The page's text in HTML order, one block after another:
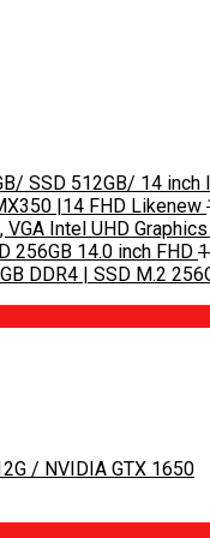
SSD 512GB/ 14 inch
|14 FHD Likenew
Intel UHD
256GB 14.0 inch FHD
DDR4 | SSD M.2
/ NVIDIA GTX 1650